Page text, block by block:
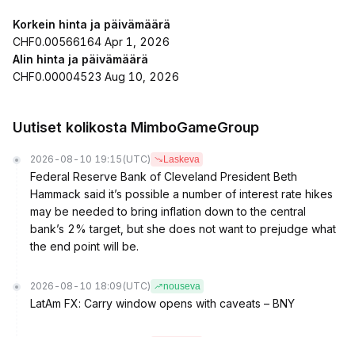
Korkein hinta ja päivämäärä
CHF0.00566164 Apr 1, 2026
Alin hinta ja päivämäärä
CHF0.00004523 Aug 10, 2026
Uutiset kolikosta MimboGameGroup
2026-08-10 19:15 (UTC) Laskeva
Federal Reserve Bank of Cleveland President Beth
Hammack said it’s possible a number of interest rate hikes
may be needed to bring inflation down to the central
bank’s 2% target, but she does not want to prejudge what
the end point will be.
2026-08-10 18:09 (UTC) nouseva
LatAm FX: Carry window opens with caveats – BNY